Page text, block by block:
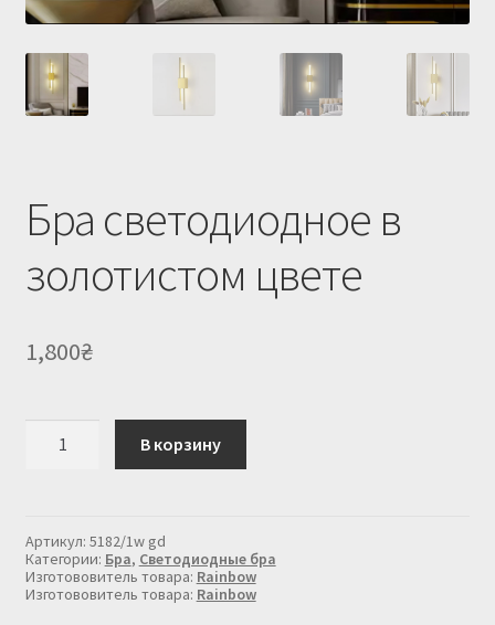
Оплата и доставка
Оформление заказа
Бра светодиодное в
золотистом цвете
1,800₴
товара
золотистом
цвете
В корзину
Артикул: 5182/1w gd
Категории: Бра, Светодиодные бра
Изготововитель товара: Rainbow
Изготововитель товара: Rainbow